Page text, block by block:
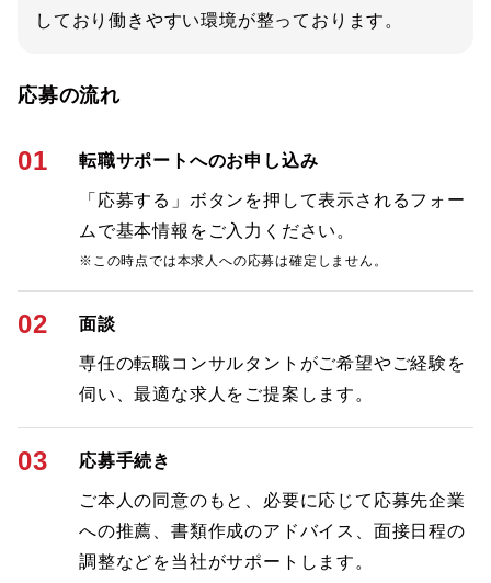
しており働きやすい環境が整っております。
応募の流れ
01 転職サポートへのお申し込み
「応募する」ボタンを押して表示されるフォー
ムで基本情報をご入力ください。
※この時点では本求人への応募は確定しません。
02 面談
専任の転職コンサルタントがご希望やご経験を
伺い、最適な求人をご提案します。
03 応募手続き
ご本人の同意のもと、必要に応じて応募先企業
への推薦、書類作成のアドバイス、面接日程の
調整などを当社がサポートします。